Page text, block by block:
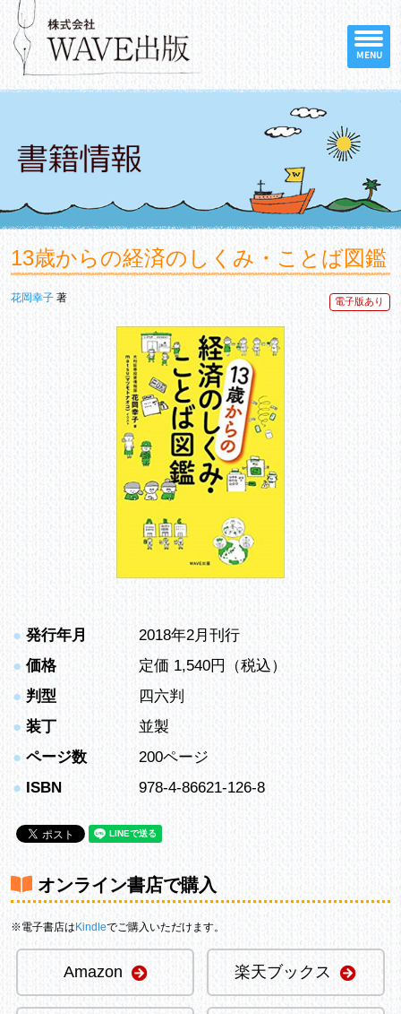
MENU
13歳からの経済のしくみ・ことば図鑑
花岡幸子 著 電子版あり
● 発行年月
2018年2月刊行
● 価格
定価 1,540円（税込）
● 判型
四六判
● 装丁
並製
● ページ数
200ページ
● ISBN 978-4-86621-126-8
オンライン書店で購入
※電子書店は Kindleでご購入いただけます。
Amazon 楽天ブックス